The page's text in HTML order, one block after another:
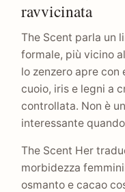
ravvicinata
The Scent parla un
formale, più vicino
lo zenzero apre con
cuoio, iris e legni a
controllata. Non è
interessante
The Scent Her
morbidezza
osmanto e cacao